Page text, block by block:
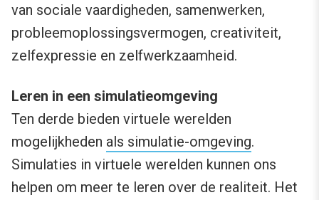
van sociale vaardigheden, samenwerken,
probleemoplossingsvermogen, creativiteit,
zelfexpressie en zelfwerkzaamheid.
Leren in een simulatieomgeving
Ten derde bieden virtuele werelden
mogelijkheden als simulatie-omgeving.
Simulaties in virtuele werelden kunnen ons
helpen om meer te leren over de realiteit. Het